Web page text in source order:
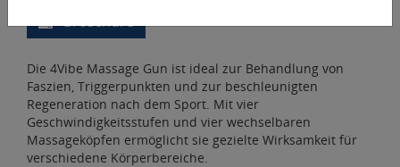
Broschüre
Die 4Vibe Massage Gun ist ideal zur Behandlung von
Faszien, Triggerpunkten und zur beschleunigten
Regeneration nach dem Sport. Mit vier
Geschwindigkeitsstufen und vier wechselbaren
Massageköpfen ermöglicht sie gezielte Wirksamkeit für
verschiedene Körperbereiche.